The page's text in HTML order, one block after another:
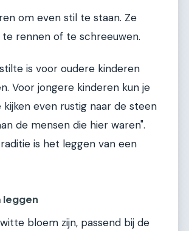
om even stil te staan. Ze
rennen of te schreeuwen.
is voor oudere kinderen
Voor jongere kinderen kun je
kijken even rustig naar de steen
de mensen die hier waren".
is het leggen van een
leggen
bloem zijn, passend bij de